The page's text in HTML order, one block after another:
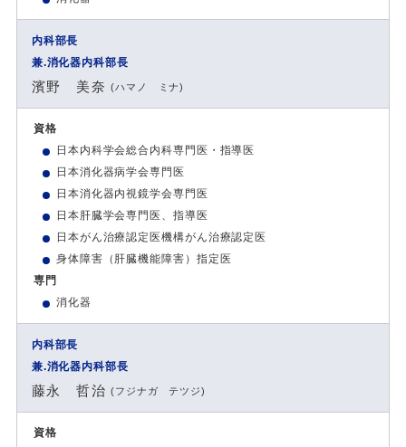
内科部長
兼.消化器内科部長
濱野 美奈 (ハマノ ミナ)
資格
日本内科学会総合内科専門医・指導医
日本消化器病学会専門医
日本消化器内視鏡学会専門医
日本肝臓学会専門医、指導医
日本がん治療認定医機構がん治療認定医
身体障害（肝臓機能障害）指定医
専門
消化器
内科部長
兼.消化器内科部長
藤永 哲治 (フジナガ テツジ)
資格